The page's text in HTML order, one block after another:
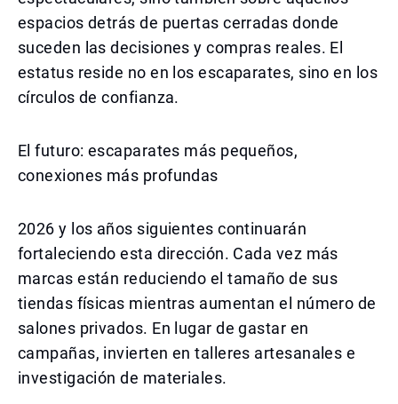
espacios detrás de puertas cerradas donde
suceden las decisiones y compras reales. El
estatus reside no en los escaparates, sino en los
círculos de confianza.
El futuro: escaparates más pequeños,
conexiones más profundas
2026 y los años siguientes continuarán
fortaleciendo esta dirección. Cada vez más
marcas están reduciendo el tamaño de sus
tiendas físicas mientras aumentan el número de
salones privados. En lugar de gastar en
campañas, invierten en talleres artesanales e
investigación de materiales.